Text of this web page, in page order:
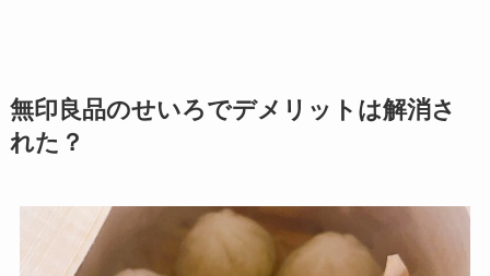
無印良品のせいろでデメリットは解消さ
れた？